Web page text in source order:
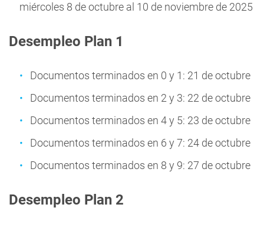
miércoles 8 de octubre al 10 de noviembre de 2025
Desempleo Plan 1
Documentos terminados en 0 y 1: 21 de octubre
Documentos terminados en 2 y 3: 22 de octubre
Documentos terminados en 4 y 5: 23 de octubre
Documentos terminados en 6 y 7: 24 de octubre
Documentos terminados en 8 y 9: 27 de octubre
Desempleo Plan 2